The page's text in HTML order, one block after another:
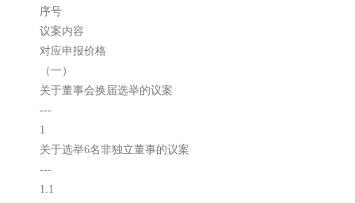
序号
议案内容
对应申报价格
（一）
关于董事会换届选举的议案
---
1
关于选举6名非独立董事的议案
---
1.1